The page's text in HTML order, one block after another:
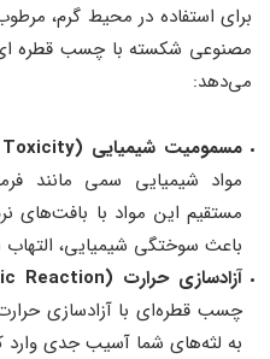
برای استفاده در محیط گرم،
مصنوعی شکسته با چسب قطره
می‌دهد:
مسمومیت شیمیایی (Chemical Toxicity):
مواد شیمیایی سمی مانند
مستقیم این مواد با بافت‌های
باعث سوختگی شیمیایی،
آزادسازی حرارت (Exothermic Reaction):
چسب قطره‌ای با آزادسازی
به لثه‌های شما آسیب جدی